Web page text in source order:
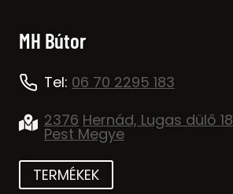
MH Bútor
Tel: 06 70 2295 183
2376 Hernád, Lugas dülő 18
Pest Megye
TERMÉKEK